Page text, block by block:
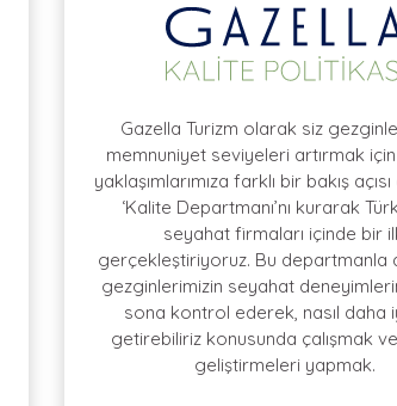
Tur dönüşü yapmış olduğumuz sıcak anketler
%96 müşteri memnuniyeti
müşteritavsiye oranı
Gazella Turizm olarak siz
memnuniyet seviyeleri artırmak
yaklaşımlarımıza farklı bir bakış
‘Kalite Departmanı’nı kurarak
seyahat firmaları içinde bir
gerçekleştiriyoruz. Bu departmanla
gezginlerimizin seyahat
sona kontrol ederek, nasıl daha
getirebiliriz konusunda çalışmak
geliştirmeleri yapmak.